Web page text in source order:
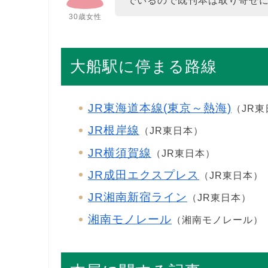
30歳女性
大船駅に停まる路線
JR東海道本線(東京～熱海) （JR東
JR根岸線 （JR東日本）
JR横須賀線 （JR東日本）
JR成田エクスプレス （JR東日本）
JR湘南新宿ライン （JR東日本）
湘南モノレール （湘南モノレール）